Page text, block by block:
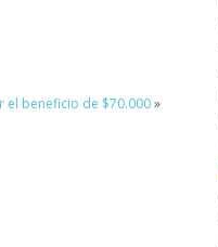
el beneficio de $70.000»